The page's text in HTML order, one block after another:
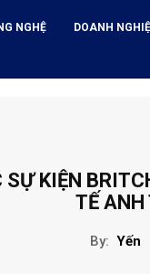
NGHỆ DOANH
KIỆN
TẾ
By: Yến